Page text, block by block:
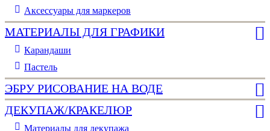
Аксессуары для маркеров
МАТЕРИАЛЫ ДЛЯ ГРАФИКИ
Карандаши
Пастель
ЭБРУ РИСОВАНИЕ НА ВОДЕ
ДЕКУПАЖ/КРАКЕЛЮР
Материалы для декупажа